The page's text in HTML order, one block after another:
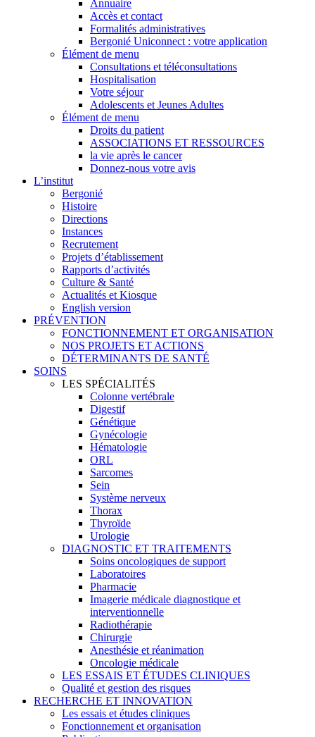
Annuaire
Accès et contact
Formalités administratives
Bergonié Uniconnect : votre application
Élément de menu
Consultations et téléconsultations
Hospitalisation
Votre séjour
Adolescents et Jeunes Adultes
Élément de menu
Droits du patient
ASSOCIATIONS ET RESSOURCES
la vie après le cancer
Donnez-nous votre avis
L’institut
Bergonié
Histoire
Directions
Instances
Recrutement
Projets d’établissement
Rapports d’activités
Culture & Santé
Actualités et Kiosque
English version
PRÉVENTION
FONCTIONNEMENT ET ORGANISATION
NOS PROJETS ET ACTIONS
DÉTERMINANTS DE SANTÉ
SOINS
LES SPÉCIALITÉS
Colonne vertébrale
Digestif
Génétique
Gynécologie
Hématologie
ORL
Sarcomes
Sein
Système nerveux
Thorax
Thyroïde
Urologie
DIAGNOSTIC ET TRAITEMENTS
Soins oncologiques de support
Laboratoires
Pharmacie
Imagerie médicale diagnostique et
interventionnelle
Radiothérapie
Chirurgie
Anesthésie et réanimation
Oncologie médicale
LES ESSAIS ET ÉTUDES CLINIQUES
Qualité et gestion des risques
RECHERCHE ET INNOVATION
Les essais et études cliniques
Fonctionnement et organisation